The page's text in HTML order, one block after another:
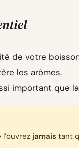
de votre
les arômes.
important que
jamais tant